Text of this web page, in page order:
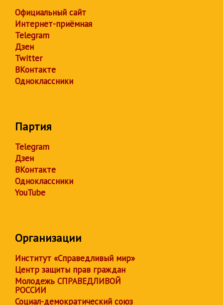
Официальный сайт
Интернет-приёмная
Telegram
Дзен
Twitter
ВКонтакте
Одноклассники
Партия
Telegram
Дзен
ВКонтакте
Одноклассники
YouTube
Организации
Институт «Справедливый мир»
Центр защиты прав граждан
Молодежь СПРАВЕДЛИВОЙ
РОССИИ
Социал-демократический союз